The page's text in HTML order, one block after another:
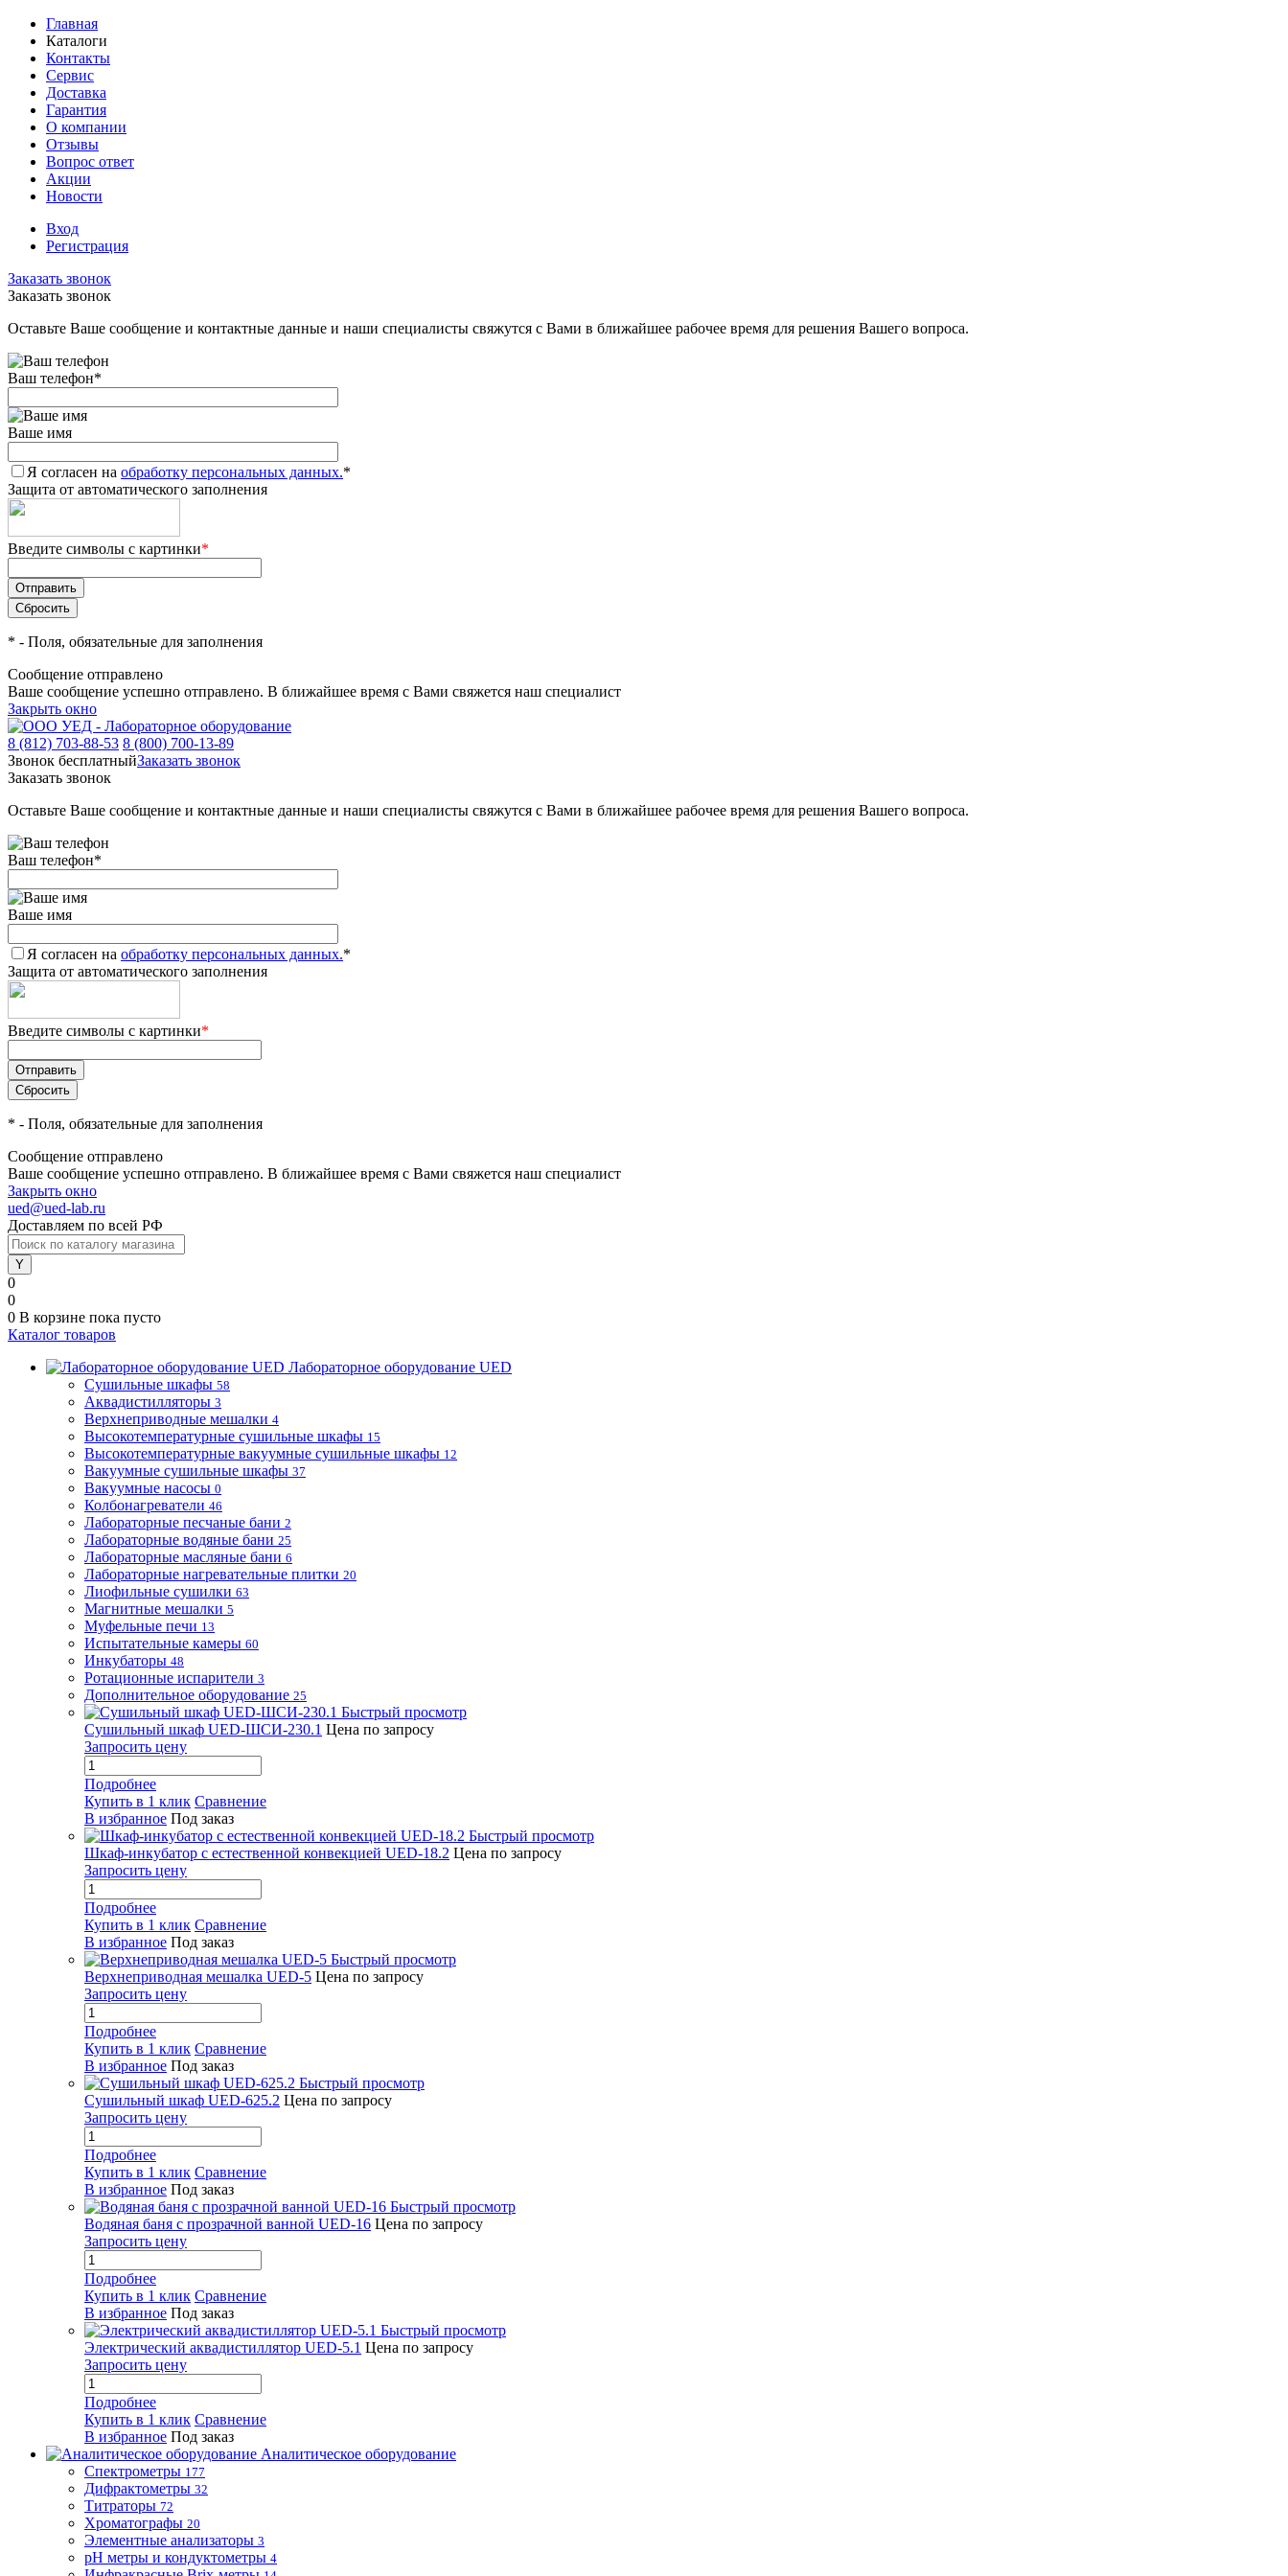
Главная
Каталоги
Контакты
Сервис
Доставка
Гарантия
О компании
Отзывы
Вопрос ответ
Акции
Новости
Вход
Регистрация
Заказать звонок
Заказать звонок
Оставьте Ваше сообщение и контактные данные и наши специалисты свяжутся с Вами в ближайшее рабочее время для решения Вашего вопроса.
Ваш телефон*
Ваше имя
Я согласен на обработку персональных данных.*
Защита от автоматического заполнения
Введите символы с картинки*
* - Поля, обязательные для заполнения
Сообщение отправлено
Ваше сообщение успешно отправлено. В ближайшее время с Вами свяжется наш специалист
Закрыть окно
8 (812) 703-88-53 8 (800) 700-13-89
Звонок бесплатныйЗаказать звонок
Заказать звонок
Оставьте Ваше сообщение и контактные данные и наши специалисты свяжутся с Вами в ближайшее рабочее время для решения Вашего вопроса.
Ваш телефон*
Ваше имя
Я согласен на обработку персональных данных.*
Защита от автоматического заполнения
Введите символы с картинки*
* - Поля, обязательные для заполнения
Сообщение отправлено
Ваше сообщение успешно отправлено. В ближайшее время с Вами свяжется наш специалист
Закрыть окно
ued@ued-lab.ru
Доставляем по всей РФ
0
0
0 В корзине пока пусто
Каталог товаров
Лабораторное оборудование UED
Сушильные шкафы 58
Аквадистилляторы 3
Верхнеприводные мешалки 4
Высокотемпературные сушильные шкафы 15
Высокотемпературные вакуумные сушильные шкафы 12
Вакуумные сушильные шкафы 37
Вакуумные насосы 0
Колбонагреватели 46
Лабораторные песчаные бани 2
Лабораторные водяные бани 25
Лабораторные масляные бани 6
Лабораторные нагревательные плитки 20
Лиофильные сушилки 63
Магнитные мешалки 5
Муфельные печи 13
Испытательные камеры 60
Инкубаторы 48
Ротационные испарители 3
Дополнительное оборудование 25
Быстрый просмотр
Сушильный шкаф UED-ШСИ-230.1 Цена по запросу
Запросить цену
Подробнее
Купить в 1 клик Сравнение
В избранное Под заказ
Быстрый просмотр
Шкаф-инкубатор с естественной конвекцией UED-18.2 Цена по запросу
Запросить цену
Подробнее
Купить в 1 клик Сравнение
В избранное Под заказ
Быстрый просмотр
Верхнеприводная мешалка UED-5 Цена по запросу
Запросить цену
Подробнее
Купить в 1 клик Сравнение
В избранное Под заказ
Быстрый просмотр
Сушильный шкаф UED-625.2 Цена по запросу
Запросить цену
Подробнее
Купить в 1 клик Сравнение
В избранное Под заказ
Быстрый просмотр
Водяная баня с прозрачной ванной UED-16 Цена по запросу
Запросить цену
Подробнее
Купить в 1 клик Сравнение
В избранное Под заказ
Быстрый просмотр
Электрический аквадистиллятор UED-5.1 Цена по запросу
Запросить цену
Подробнее
Купить в 1 клик Сравнение
В избранное Под заказ
Аналитическое оборудование
Спектрометры 177
Дифрактометры 32
Титраторы 72
Хроматографы 20
Элементные анализаторы 3
pH метры и кондуктометры 4